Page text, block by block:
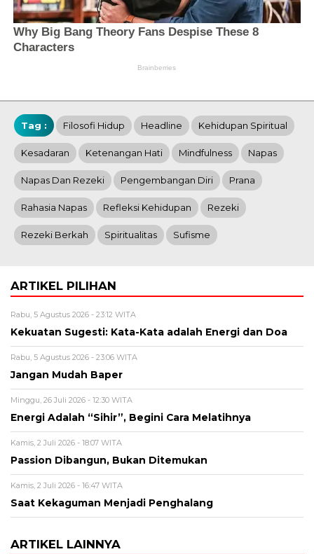
Tag : Filosofi Hidup Headline Kehidupan Spiritual
Kesadaran Ketenangan Hati Mindfulness Napas
Napas Dan Rezeki Pengembangan Diri Prana
Rahasia Napas Refleksi Kehidupan Rezeki
Rezeki Berkah Spiritualitas Sufisme
ARTIKEL PILIHAN
Rabu, 5 Agustus 2026 - 23:12 WITA
Kekuatan Sugesti: Kata-Kata adalah Energi dan Doa
Rabu, 5 Agustus 2026 - 23:06 WITA
Jangan Mudah Baper
Minggu, 26 Juli 2026 - 12:30 WITA
Energi Adalah “Sihir”, Begini Cara Melatihnya
Kamis, 2 Juli 2026 - 18:07 WITA
Passion Dibangun, Bukan Ditemukan
Kamis, 2 Juli 2026 - 16:47 WITA
Saat Kekaguman Menjadi Penghalang
ARTIKEL LAINNYA